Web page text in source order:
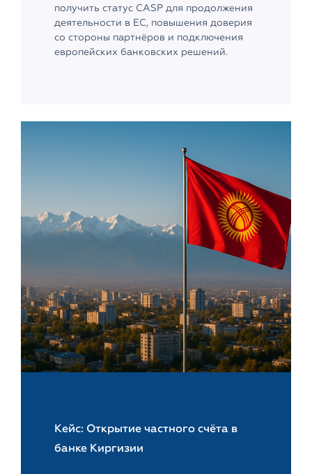
получить статус CASP для продолжения
деятельности в ЕС, повышения доверия
со стороны партнёров и подключения
европейских банковских решений.
Кейс: Открытие частного счёта в
банке Киргизии